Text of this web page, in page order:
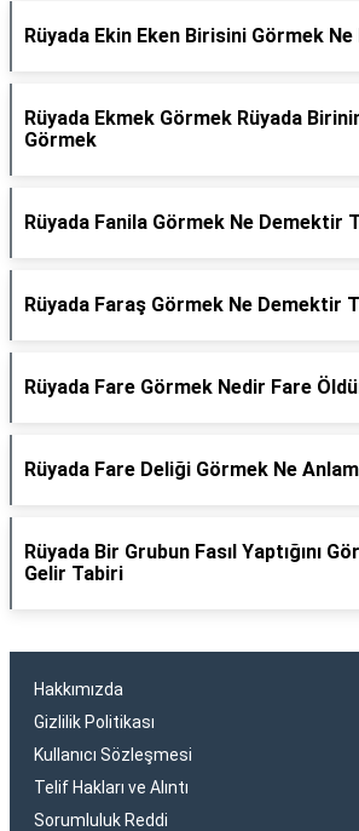
Rüyada Ekin Eken Birisini Görmek
Rüyada Ekmek Görmek Rüyada
Görmek
Rüyada Fanila Görmek Ne Demektir
Rüyada Faraş Görmek Ne Demektir
Rüyada Fare Görmek Nedir Fare
Rüyada Fare Deliği Görmek Ne
Rüyada Bir Grubun Fasıl Yaptığını
Gelir Tabiri
Hakkımızda
Gizlilik Politikası
Kullanıcı Sözleşmesi
Telif Hakları ve Alıntı
Sorumluluk Reddi